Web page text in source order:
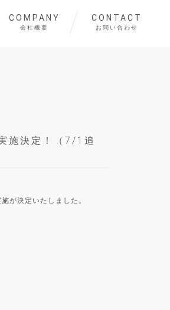
COMPANY
会社概要
CONTACT
お問い合わせ
施決定！（7/1追
が決定いたしました。